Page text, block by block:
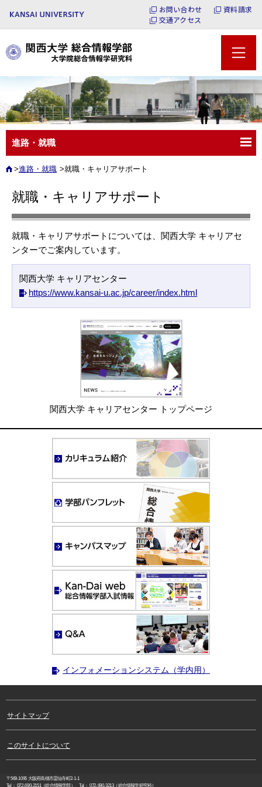
お問い合わせ
資料請求
交通アクセス
進路・就職
進路・就職 就職・キャリアサポート
就職・キャリアサポート
就職・キャリアサポートについては、関西大学 キャリアセ
ンターでご案内しています。
関西大学 キャリアセンター
https://www.kansai-u.ac.jp/career/index.html
関西大学 キャリアセンター トップページ
インフォメーションシステム（学内用）
サイトマップ
このサイトについて
〒569-1095 大阪府高槻市霊仙寺町2-1-1
Tel： 072-690-2151 （総合情報学部）、Tel： 072-690-3213（総合情報学研究科）